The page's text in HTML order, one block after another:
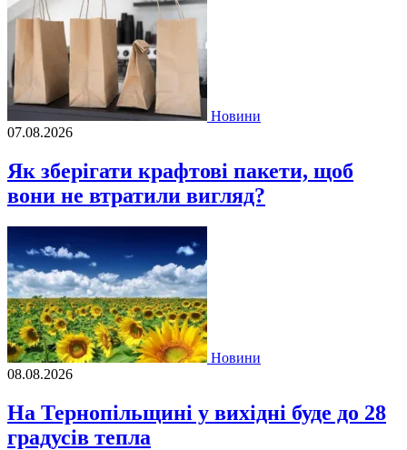
Новини
07.08.2026
Як зберігати крафтові пакети, щоб
вони не втратили вигляд?
Новини
08.08.2026
На Тернопільщині у вихідні буде до 28
градусів тепла